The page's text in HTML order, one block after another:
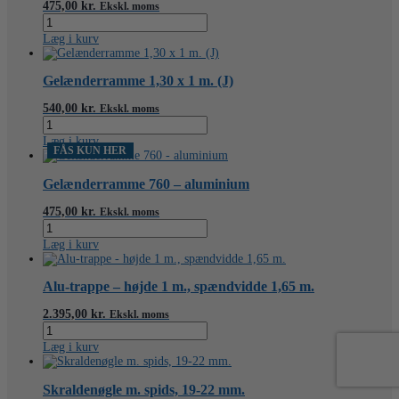
m.
antal
475,00 kr. Ekskl. moms
Gelænderramme
alu
0,69
x
1
m.
antal
Læg i kurv
Gelænderramme 1,30 x 1 m. (J)
540,00 kr. Ekskl. moms
Gelænderramme
1,30
x
1
m.
(J)
antal
Læg i kurv
FÅS KUN HER
Gelænderramme 760 – aluminium
475,00 kr. Ekskl. moms
Gelænderramme
760
-
aluminium
antal
Læg i kurv
Alu-trappe – højde 1 m., spændvidde 1,65 m.
2.395,00 kr. Ekskl. moms
Alu-
trappe
-
højde
1
Læg i kurv
Skraldenøgle m. spids, 19-22 mm.